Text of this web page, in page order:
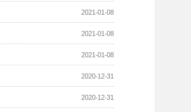
2021-01-08
2021-01-08
2021-01-08
2020-12-31
2020-12-31